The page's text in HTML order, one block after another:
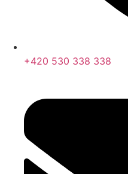
+420 530 338 338